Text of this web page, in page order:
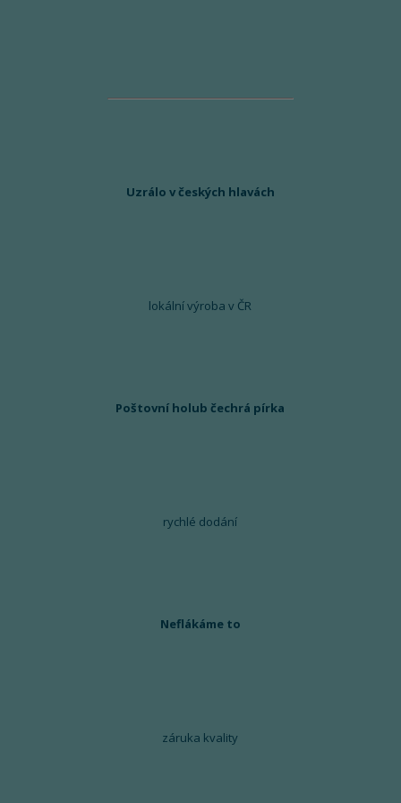
Uzrálo v českých hlavách
lokální výroba v ČR
Poštovní holub čechrá pírka
rychlé dodání
Neflákáme to
záruka kvality